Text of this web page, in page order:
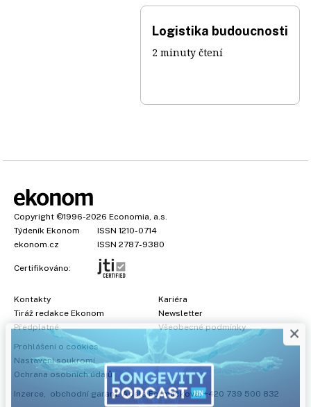
Logistika budoucnosti
2 minuty čtení
Copyright ©1996-2026 Economia, a.s.
Týdeník Ekonom
ISSN 1210-0714
ekonom.cz
ISSN 2787-9380
Certifikováno:
Kontakty
Tiráž redakce Ekonom
Předplatné
Kariéra
Newsletter
Všeobecné podmínky
Prohlášení o cookies
Nastavení soukromí
Ochrana osobních údajů
Inzerce, obchodní garant:Adéla Formáčková,+420 739 500 832
×